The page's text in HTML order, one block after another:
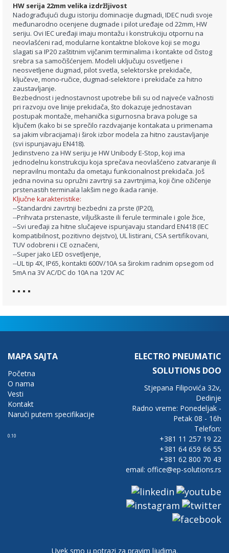
HW serija 22mm velika izdržljivost
Nadograđujući dugu istoriju dominacije dugmadi, IDEC nudi svoje
međunarodno ocenjene dugmade i pilot uređaje od 22mm, HW
seriju. Ovi IEC uređaji imaju montažu i konstrukciju otpornu na
neovlašćeni rad, modularne kontaktne blokove koji se mogu
slagati sa IP20 zaštitnim vijčanim terminalima i kontakte od čistog
srebra sa samočišćenjem. Modeli uključuju osvetljene i
neosvetljene dugmad, pilot svetla, selektorske prekidače,
ključeve, mono-ručice, dugmad-selektore i prekidače za hitno
zaustavljanje.
Bezbednost i jednostavnost upotrebe bili su od najveće važnosti
pri razvoju ove linije prekidača, što dokazuje jednostavan
postupak montaže, mehanička sigurnosna brava poluge sa
ključem (kako bi se sprečilo razdvajanje kontakata u primenama
sa jakim vibracijama) i širok izbor modela za hitno zaustavljanje
(svi ispunjavaju EN418).
Jedinstveno za HW seriju je HW Unibody E-Stop, koji ima
jednodelnu konstrukciju koja sprečava neovlašćeno zatvaranje ili
nepravilnu montažu da ometaju funkcionalnost prekidača. Još
jedna novina su opružni zavrtnji sa zavrtnjima, koji čine ožičenje
prstenastih terminala lakšim nego ikada ranije.
Ključne karakteristike:
--Standardni zavrtnji bezbedni za prste (IP20),
--Prihvata prstenaste, viljuškaste ili ferule terminale i gole žice,
--Svi uređaji za hitne slučajeve ispunjavaju standard EN418 (IEC
kompatibilnost, pozitivno dejstvo), UL listirani, CSA sertifikovani,
TUV odobreni i CE označeni,
--Super jako LED osvetljenje,
--UL tip 4X, IP65, kontakti 600V/10A sa širokim radnim opsegom od
5mA na 3V AC/DC do 10A na 120V AC
MAPA SAJTA
Početna
O nama
Vesti
Kontakt
Naruči putem specifikacije
0.10
ELECTRO PNEUMATIC
SOLUTIONS DOO
Stjepana Filipovića 32v,
Dedinje
Radno vreme: Ponedeljak -
Petak 08 - 16h
Telefon:
+381 11 257 19 22
+381 64 659 66 55
+381 62 800 70 43
email: office@ep-solutions.rs
Uvek smo u potrazi za pravim ljudima.